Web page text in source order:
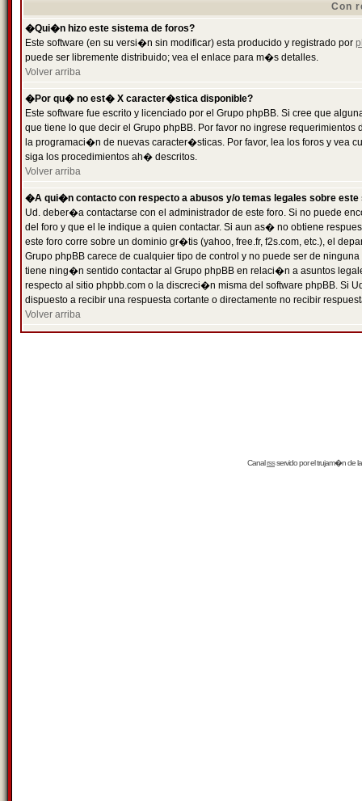
Con
�Qui�n hizo este sistema de foros?
Este software (en su versi�n sin modificar) esta producido y registrado por
puede ser libremente distribuido; vea el enlace para m�s detalles.
Volver arriba
�Por qu� no est� X caracter�stica disponible?
Este software fue escrito y licenciado por el Grupo phpBB. Si cree que
que tiene lo que decir el Grupo phpBB. Por favor no ingrese
la programaci�n de nuevas caracter�sticas. Por favor, lea los foros y vea
siga los procedimientos ah� descritos.
Volver arriba
�A qui�n contacto con respecto a abusos y/o temas legales sobre este
Ud. deber�a contactarse con el administrador de este foro. Si no puede
del foro y que el le indique a quien contactar. Si aun as� no obtiene
este foro corre sobre un dominio gr�tis (yahoo, free.fr, f2s.com, etc.), el
Grupo phpBB carece de cualquier tipo de control y no puede ser de
tiene ning�n sentido contactar al Grupo phpBB en relaci�n a asuntos
respecto al sitio phpbb.com o la discreci�n misma del software phpBB. Si
dispuesto a recibir una respuesta cortante o directamente no recibir
Volver arriba
Canalrssservido por eltrujam�nde